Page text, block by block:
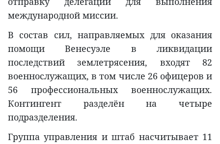
международной миссии.
В состав сил, направляемых для оказания
помощи Венесуэле в ликвидации
последствий землетрясения, входят 82
военнослужащих, в том числе 26 офицеров и
56 профессиональных военнослужащих.
Контингент разделён на четыре
подразделения.
Группа управления и штаб насчитывает 11